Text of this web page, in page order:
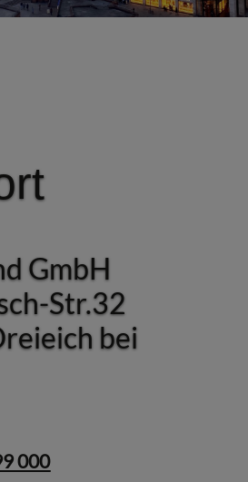
GmbH
Str.32
bei
GmbH
Str.32
bei
000